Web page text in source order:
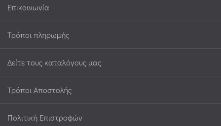
Επικοινωνία
Τρόποι πληρωμής
Δείτε τους καταλόγους μας
Τρόποι Αποστολής
Πολιτική Επιστροφών